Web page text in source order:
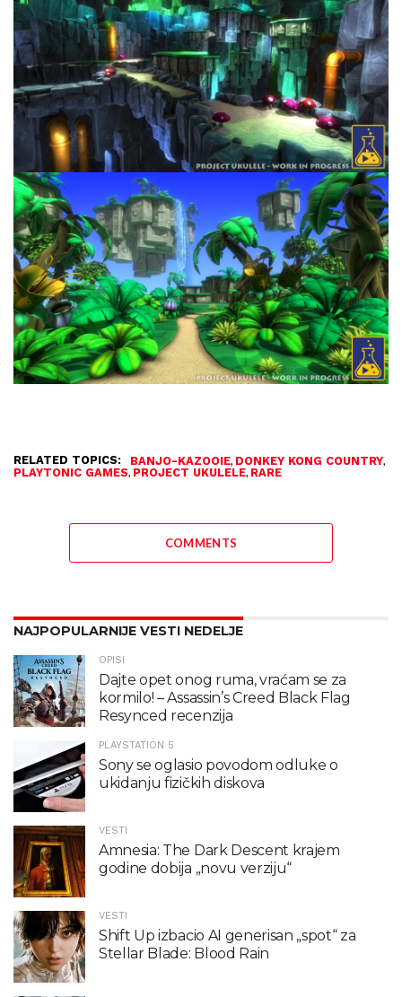
RELATED TOPICS: BANJO-KAZOOIE, DONKEY KONG COUNTRY,
PLAYTONIC GAMES, PROJECT UKULELE, RARE
COMMENTS
NAJPOPULARNIJE VESTI NEDELJE
OPISI
Dajte opet onog ruma, vraćam se za
kormilo! – Assassin’s Creed Black Flag
Resynced recenzija
PLAYSTATION 5
Sony se oglasio povodom odluke o
ukidanju fizičkih diskova
VESTI
Amnesia: The Dark Descent krajem
godine dobija „novu verziju“
VESTI
Shift Up izbacio AI generisan „spot“ za
Stellar Blade: Blood Rain